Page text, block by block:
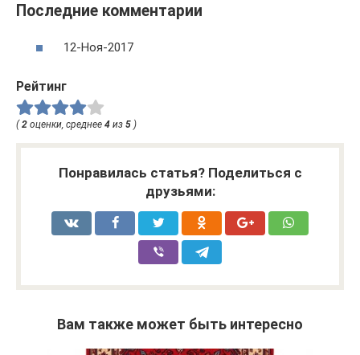
Последние комментарии
12-Ноя-2017
Рейтинг
(2 оценки, среднее 4 из 5 )
Понравилась статья? Поделиться с
друзьями:
Вам также может быть интересно